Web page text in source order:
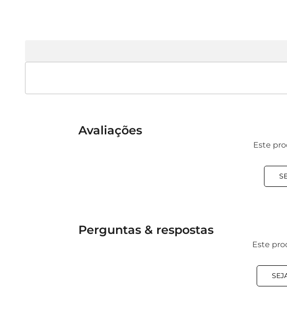
Avaliações
Este
Perguntas & respostas
Este